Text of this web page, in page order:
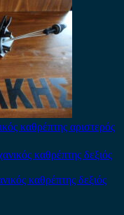
καθρέπτης αριστερός
καθρέπτης δεξιός